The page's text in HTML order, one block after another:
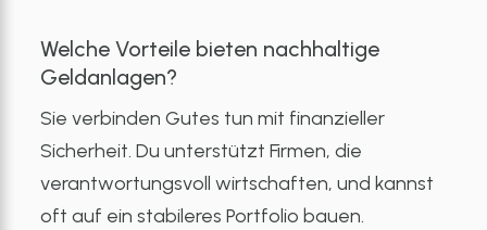
Welche Vorteile bieten nachhaltige
Geldanlagen?
Sie verbinden Gutes tun mit finanzieller
Sicherheit. Du unterstützt Firmen, die
verantwortungsvoll wirtschaften, und kannst
oft auf ein stabileres Portfolio bauen.